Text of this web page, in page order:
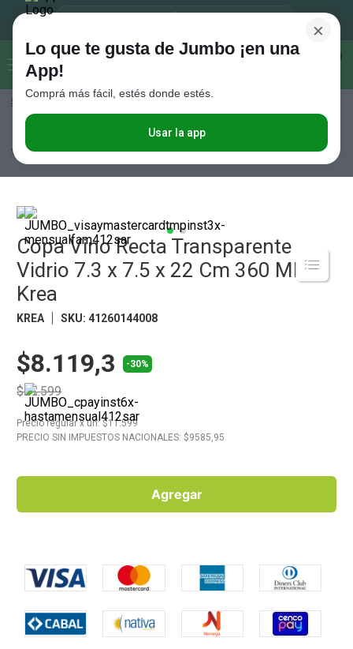
Buscar...
Seleccioná el método de entrega
×
Lo que te gusta de Jumbo ¡en una
App!
Comprá más fácil, estés donde estés.
Usar la app
Vasos y Copas
Copa Vino Recta Transparente
Vidrio 7.3 x 7.5 x 22 Cm 360 Ml Krea
Copa Vino Recta Transparente
Vidrio 7.3 x 7.5 x 22 Cm 360 Ml
Krea
KREA SKU:41260144008
$8.119,3 -30%
$11.599
Precio regularxun: $11.599
PRECIO SIN IMPUESTOS NACIONALES: $9585,95
Agregar
Términos más buscados
Galletitas
Cerveza
Juguetes
Yerba
Fideos
Carne
Aceite